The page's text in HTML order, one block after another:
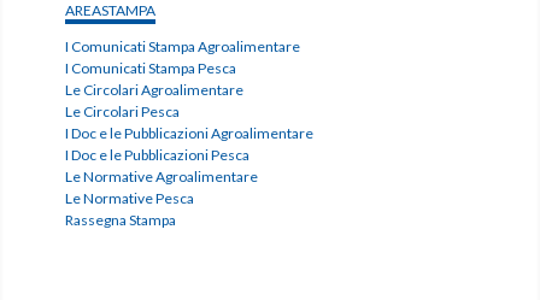
AREASTAMPA
I Comunicati Stampa Agroalimentare
I Comunicati Stampa Pesca
Le Circolari Agroalimentare
Le Circolari Pesca
I Doc e le Pubblicazioni Agroalimentare
I Doc e le Pubblicazioni Pesca
Le Normative Agroalimentare
Le Normative Pesca
Rassegna Stampa